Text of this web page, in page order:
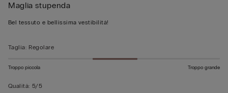
5
su
Maglia stupenda
Bel tessuto e bellissima vestibilità!
Taglia: Regolare
Troppo piccola Troppo grande
Qualità: 5/5